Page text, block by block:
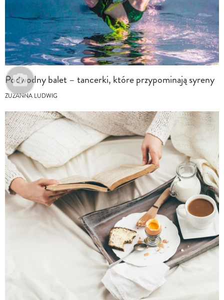
Podwodny balet – tancerki, które przypominają syreny
ZUZANNA LUDWIG